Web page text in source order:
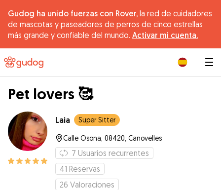
Gudog ha unido fuerzas con Rover, la red de cuidadores
de mascotas y paseadores de perros de cinco estrellas
más grande y confiable del mundo. Activar mi cuenta.
Pet lovers 🥰
Laia Super Sitter
Calle Osona, 08420, Canovelles
7 Usuarios recurrentes
41 Reservas
26 Valoraciones